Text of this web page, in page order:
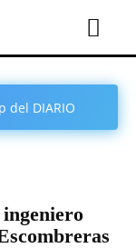
del DIARIO